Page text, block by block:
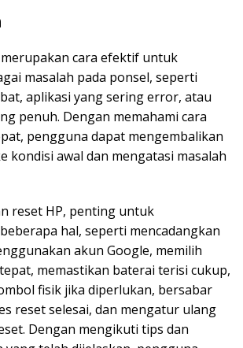
cara efektif untuk
masalah pada ponsel, seperti
aplikasi yang sering error, atau
penuh. Dengan memahami cara
pengguna dapat mengembalikan
kondisi awal dan mengatasi masalah
reset HP, penting untuk
hal, seperti mencadangkan
akun Google, memilih
memastikan baterai terisi cukup,
fisik jika diperlukan, bersabar
reset selesai, dan mengatur ulang
Dengan mengikuti tips dan